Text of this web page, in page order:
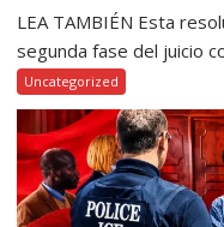
LEA TAMBIÉN Esta
segunda fase del juicio
Uncategorized